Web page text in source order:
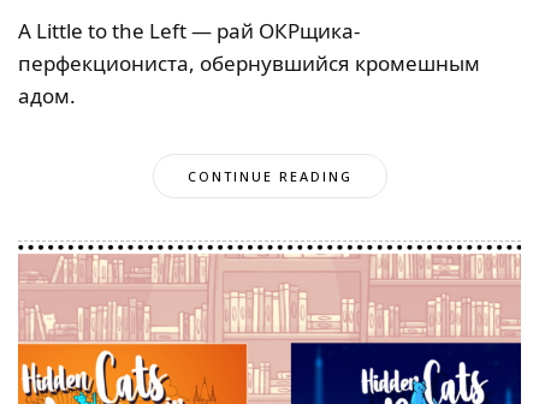
A Little to the Left — рай ОКРщика-
перфекциониста, обернувшийся кромешным
адом.
CONTINUE READING